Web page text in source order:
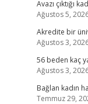
Avazı çıktığı
Ağustos 5,
Akredite bir
Ağustos 3,
56 beden kaç
Ağustos 3,
Bağlan kadın
Temmuz 29,